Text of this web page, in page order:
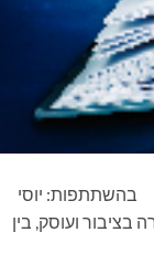
ומה שביניהם – תכנית ראיונות ברדיו קס"ם 106 – יום רביעי ה- 26 ביולי 2017 בהשתתפות: יוסי
בציבור ועוסק, בין